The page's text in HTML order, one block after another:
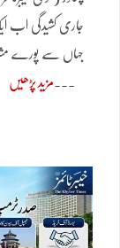
جاری کشیدگی اب
جہاں سے پورے
مزید پڑھیں